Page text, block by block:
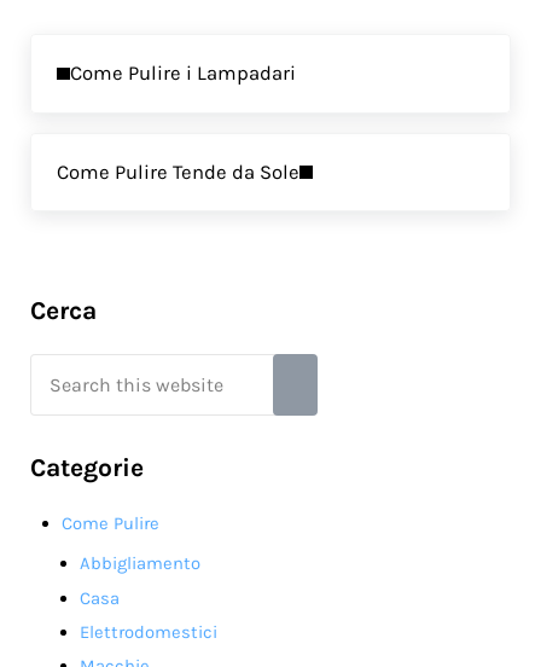
Come Pulire i Lampadari
Come Pulire Tende da Sole
Sidebar
Cerca
Categorie
Come Pulire
Abbigliamento
Casa
Elettrodomestici